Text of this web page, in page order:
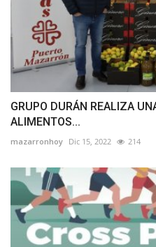
GRUPO DURÁN REALIZA
ALIMENTOS...
mazarronhoy Dic 15, 2022 214